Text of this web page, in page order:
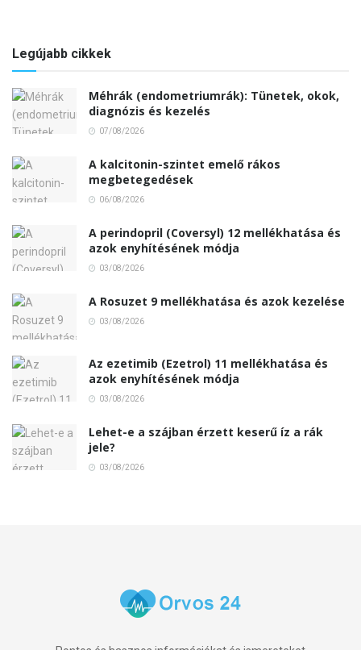
Legújabb cikkek
Méhrák (endometriumrák): Tünetek, okok,
diagnózis és kezelés
07/08/2026
A kalcitonin-szintet emelő rákos
megbetegedések
06/08/2026
A perindopril (Coversyl) 12 mellékhatása és
azok enyhítésének módja
03/08/2026
A Rosuzet 9 mellékhatása és azok kezelése
03/08/2026
Az ezetimib (Ezetrol) 11 mellékhatása és
azok enyhítésének módja
03/08/2026
Lehet-e a szájban érzett keserű íz a rák
jele?
03/08/2026